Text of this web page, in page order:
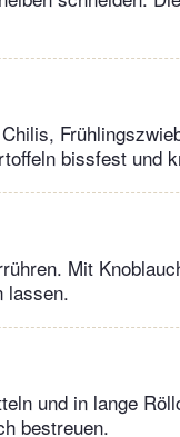
bissfest und
Mit
lassen.
und in lange
bestreuen.